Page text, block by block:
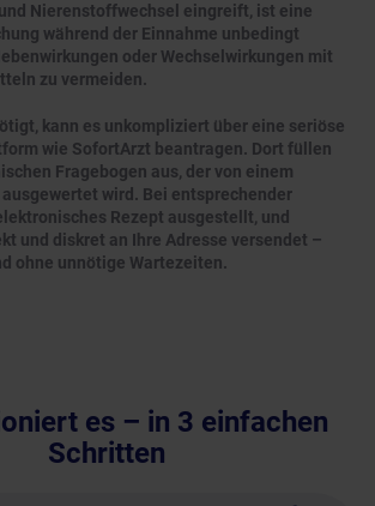
Nierenstoffwechsel eingreift, ist eine
während der Einnahme unbedingt
oder Wechselwirkungen mit
zu vermeiden.
kann es unkompliziert über eine seriöse
wie SofortArzt beantragen. Dort füllen
Fragebogen aus, der von einem
wird. Bei entsprechender
Rezept ausgestellt, und
und diskret an Ihre Adresse versendet –
ohne unnötige Wartezeiten.
es – in 3 einfachen
Schritten